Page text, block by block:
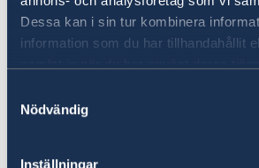
Dessa kan i sin tur kombinera
information som du har tillhandahållit
Nödvändig
Inställningar
Basic information about:
someone in Sweden
available here. In some
select a country from the